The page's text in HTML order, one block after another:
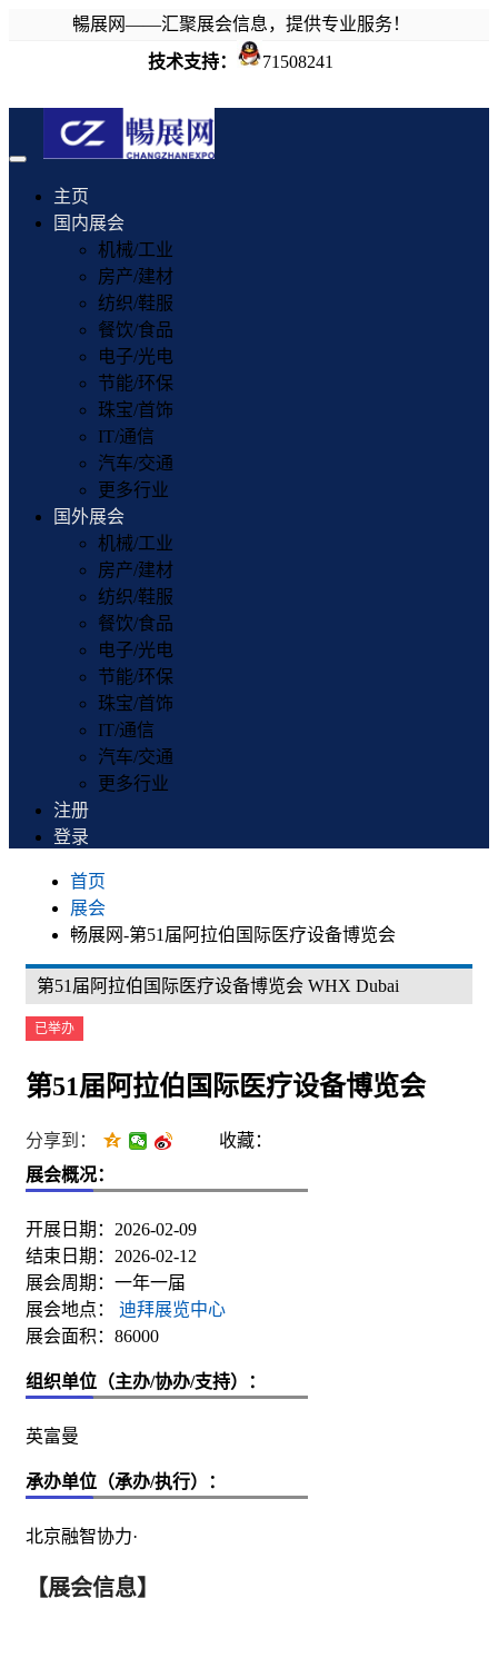
暢展网——汇聚展会信息，提供专业服务！
技术支持：
71508241
Toggle
navigation
主页
国内展会
机械/工业
房产/建材
纺织/鞋服
餐饮/食品
电子/光电
节能/环保
珠宝/首饰
IT/通信
汽车/交通
更多行业
国外展会
机械/工业
房产/建材
纺织/鞋服
餐饮/食品
电子/光电
节能/环保
珠宝/首饰
IT/通信
汽车/交通
更多行业
注册
登录
首页
展会
畅展网-第51届阿拉伯国际医疗设备博览会
第51届阿拉伯国际医疗设备博览会 WHX Dubai
已举办
第51届阿拉伯国际医疗设备博览会
分享到：
收藏：
展会概况：
开展日期：2026-02-09
结束日期：2026-02-12
展会周期：一年一届
展会地点：
迪拜展览中心
展会面积：86000
组织单位（主办/协办/支持）：
英富曼
承办单位（承办/执行）：
北京融智协力·
【展会信息】